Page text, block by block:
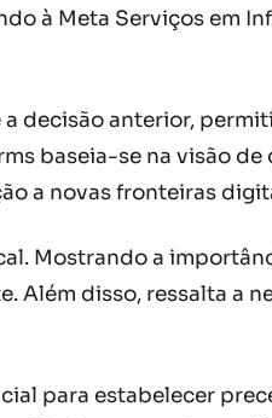
à Meta Serviços em
decisão anterior,
baseia-se na visão de
a novas fronteiras
Mostrando a
Além disso, ressalta a
para estabelecer